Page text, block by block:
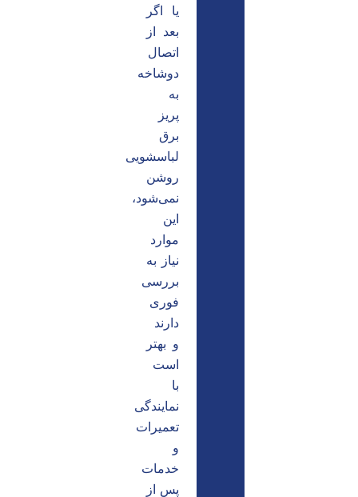
یا اگر
بعد از
اتصال
دوشاخه
به
پریز
برق
لباسشویی
روشن
نمی‌شود،
این
موارد
نیاز به
بررسی
فوری
دارند
و بهتر
است
با
نمایندگی
تعمیرات
و
خدمات
پس از